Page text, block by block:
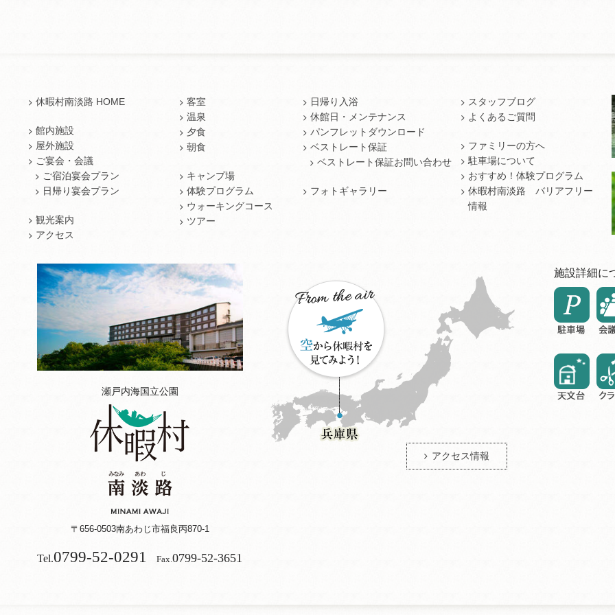
休暇村南淡路 HOME
館内施設
屋外施設
ご宴会・会議
ご宿泊宴会プラン
日帰り宴会プラン
観光案内
アクセス
客室
温泉
夕食
朝食
キャンプ場
体験プログラム
ウォーキングコース
ツアー
日帰り入浴
休館日・メンテナンス
パンフレットダウンロード
ベストレート保証
ベストレート保証お問い合わせ
フォトギャラリー
スタッフブログ
よくあるご質問
ファミリーの方へ
駐車場について
おすすめ！体験プログラム
休暇村南淡路 バリアフリー
情報
瀬戸内海国立公園
〒656-0503南あわじ市福良丙870-1
Tel.0799-52-0291 Fax. 0799-52-3651
アクセス情報
施設詳細に